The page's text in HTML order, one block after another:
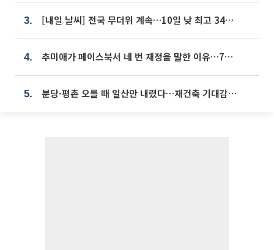
3. [내일 날씨] 전국 무더위 계속…10일 낮 최고 34도 육박
4. 추미애가 페이스북서 네 번 재정을 말한 이유…7700억 추경 열쇠는 도의회에
5. 분당·평촌 오를 때 일산만 내렸다…재건축 기대감도 ‘무색’